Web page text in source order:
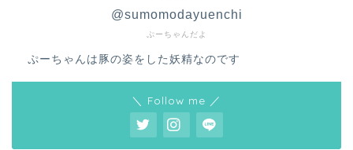
ぷーちゃんだよ
@sumomodayuenchi
ぷーちゃんは豚の姿をした妖精なのです
＼ Follow me ／